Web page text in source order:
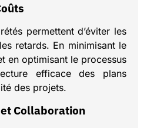
permettent d’éviter les
retards. En minimisant le
en optimisant le processus
efficace des plans
des projets.
et Collaboration